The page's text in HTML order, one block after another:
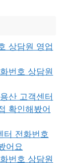
상담원 영업
번호 상담원
산 고객센터
확인해봤어
터 전화번호
어요
번호 상담원